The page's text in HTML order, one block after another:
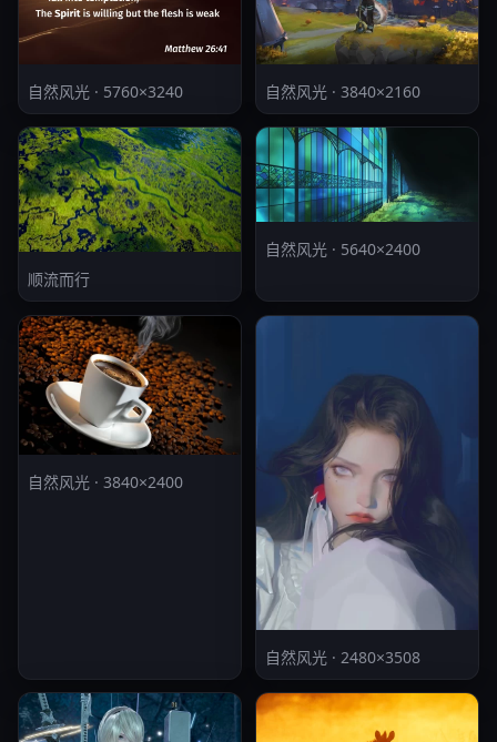
自然风光 · 5760×3240 自然风光 · 3840×2160
顺流而行
自然风光 · 5640×2400
自然风光 · 3840×2400
自然风光 · 2480×3508